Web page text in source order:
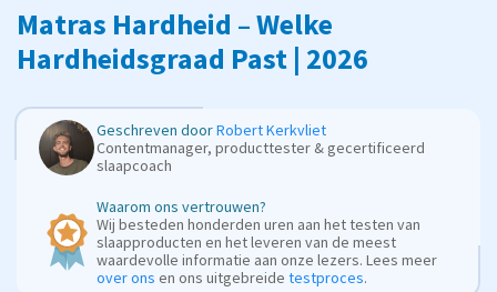
Matras Hardheid – Welke
Hardheidsgraad Past | 2026
Geschreven doorRobert Kerkvliet
Contentmanager, producttester & gecertificeerd
slaapcoach
Waarom ons vertrouwen?
Wij besteden honderden uren aan het testen van
slaapproducten en het leveren van de meest
waardevolle informatie aan onze lezers. Lees meer
over ons en ons uitgebreide testproces.